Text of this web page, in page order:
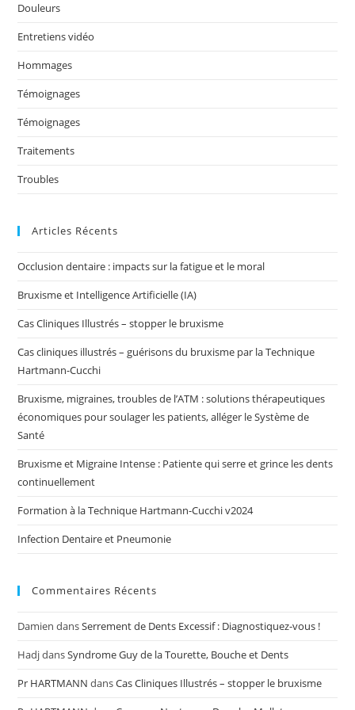
k
Douleurs
Entretiens vidéo
Hommages
Témoignages
Témoignages
Traitements
Troubles
Articles Récents
Occlusion dentaire : impacts sur la fatigue et le moral
Bruxisme et Intelligence Artificielle (IA)
Cas Cliniques Illustrés – stopper le bruxisme
Cas cliniques illustrés – guérisons du bruxisme par la Technique
Hartmann-Cucchi
Bruxisme, migraines, troubles de l’ATM : solutions thérapeutiques
économiques pour soulager les patients, alléger le Système de
Santé
Bruxisme et Migraine Intense : Patiente qui serre et grince les dents
continuellement
Formation à la Technique Hartmann-Cucchi v2024
Infection Dentaire et Pneumonie
Commentaires Récents
Damien dansSerrement de Dents Excessif : Diagnostiquez-vous !
HadjdansSyndrome Guy de la Tourette, Bouche et Dents
Pr HARTMANN dansCas Cliniques Illustrés – stopper le bruxisme